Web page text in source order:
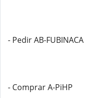
- Pedir AB-FUBINACA
- Comprar A-PiHP